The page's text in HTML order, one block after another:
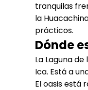
tranquilas
la
prácticos.
Dónde
La Laguna
Ica. Está a
El oasis está